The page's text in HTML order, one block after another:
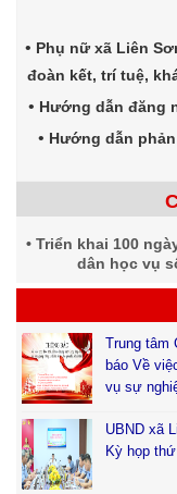
Phụ nữ xã Liên
đoàn kết, trí tuệ,
Hướng dẫn đăng
Hướng dẫn
Triển khai 100
dân học vụ
Trung tâm
báo Về
vụ sự
UBND xã
Kỳ họp